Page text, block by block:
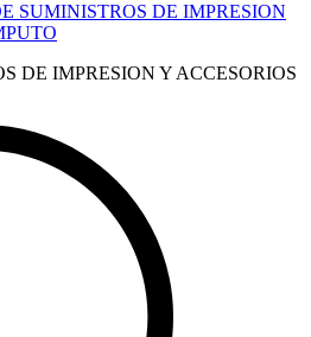
SUMINISTROS DE IMPRESION
DE IMPRESION Y ACCESORIOS